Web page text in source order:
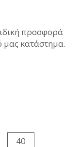
προσφορά
μας κατάστημα.
40